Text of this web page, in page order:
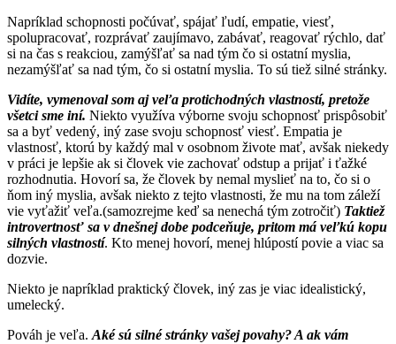
Napríklad schopnosti počúvať, spájať ľudí, empatie, viesť,
spolupracovať, rozprávať zaujímavo, zabávať, reagovať rýchlo, dať
si na čas s reakciou, zamýšľať sa nad tým čo si ostatní myslia,
nezamýšľať sa nad tým, čo si ostatní myslia. To sú tiež silné stránky.
Vidíte, vymenoval som aj veľa protichodných vlastností, pretože
všetci sme iní. Niekto využíva výborne svoju schopnosť prispôsobiť
sa a byť vedený, iný zase svoju schopnosť viesť. Empatia je
vlastnosť, ktorú by každý mal v osobnom živote mať, avšak niekedy
v práci je lepšie ak si človek vie zachovať odstup a prijať i ťažké
rozhodnutia. Hovorí sa, že človek by nemal myslieť na to, čo si o
ňom iný myslia, avšak niekto z tejto vlastnosti, že mu na tom záleží
vie vyťažiť veľa.(samozrejme keď sa nenechá tým zotročiť) Taktiež
introvertnosť sa v dnešnej dobe podceňuje, pritom má veľkú kopu
silných vlastností. Kto menej hovorí, menej hlúpostí povie a viac sa
dozvie.
Niekto je napríklad praktický človek, iný zas je viac idealistický,
umelecký.
Pováh je veľa. Aké sú silné stránky vašej povahy? A ak vám